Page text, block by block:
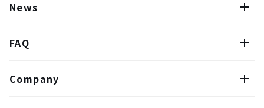
News
FAQ
Company